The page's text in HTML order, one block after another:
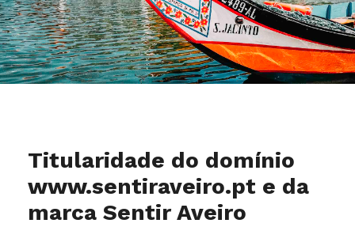
Titularidade do domínio
www.sentiraveiro.pt e da
marca Sentir Aveiro